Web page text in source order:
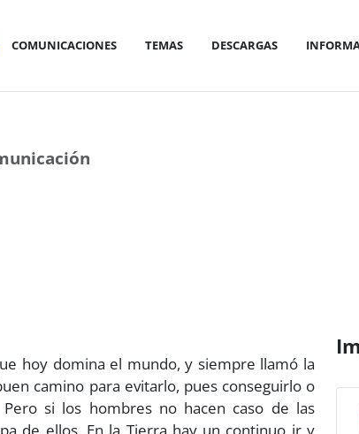
COMUNICACIONES TEMAS DESCARGAS
hoy domina el mundo, y siempre llamó la
camino para evitarlo, pues conseguirlo o
si los hombres no hacen caso de las
de ellos. En la Tierra hay un continuo ir y